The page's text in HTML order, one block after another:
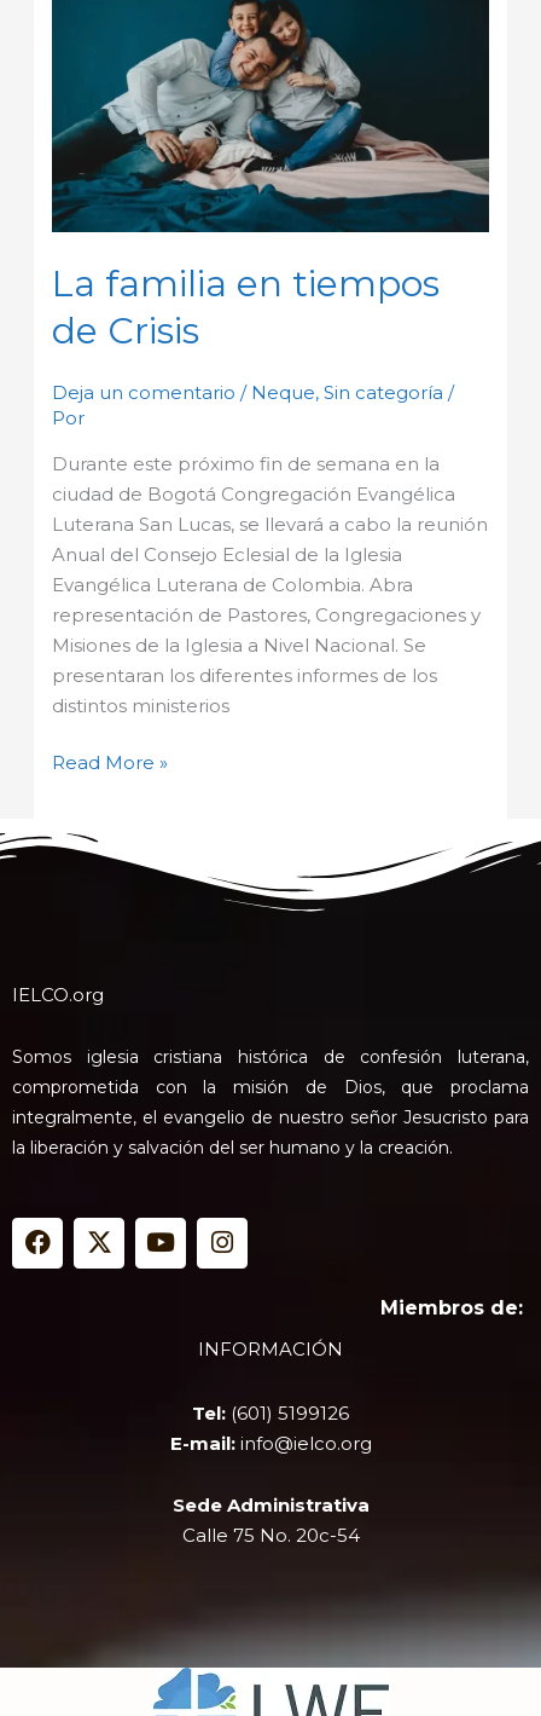
La familia en tiempos
de Crisis
Deja un comentario / Neque,Sin categoría /
Por
Durante este próximo fin de semana en la
ciudad de Bogotá Congregación Evangélica
Luterana San Lucas, se llevará a cabo la reunión
Anual del Consejo Eclesial de la Iglesia
Evangélica Luterana de Colombia. Abra
representación de Pastores, Congregaciones y
Misiones de la Iglesia a Nivel Nacional. Se
presentaran los diferentes informes de los
distintos ministerios
Read More »
IELCO.org
Somos iglesia cristiana histórica de confesión luterana,
comprometida con la misión de Dios, que proclama
integralmente, el evangelio de nuestro señor Jesucristo para
la liberación y salvación del ser humano y la creación.
F
a
X
-
Y
o
I
n
g
a
m
Miembros de:
INFORMACIÓN
Tel: (601) 5199126
E-mail:info@ielco.org
Sede Administrativa
Calle 75 No. 20c-54